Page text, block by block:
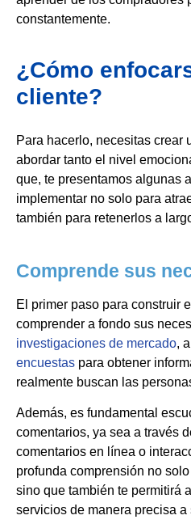
constantemente.
¿Cómo
cliente?
Para hacerlo, necesitas crear
abordar tanto el nivel
que, te presentamos algunas
implementar no solo para
también para retenerlos a
Comprende sus
El primer paso para construir
comprender a fondo sus
investigaciones de mercado,
encuestas para obtener
realmente buscan las
Además, es fundamental
comentarios, ya sea a través
comentarios en línea o
profunda comprensión no
sino que también te permitirá
servicios de manera precisa a